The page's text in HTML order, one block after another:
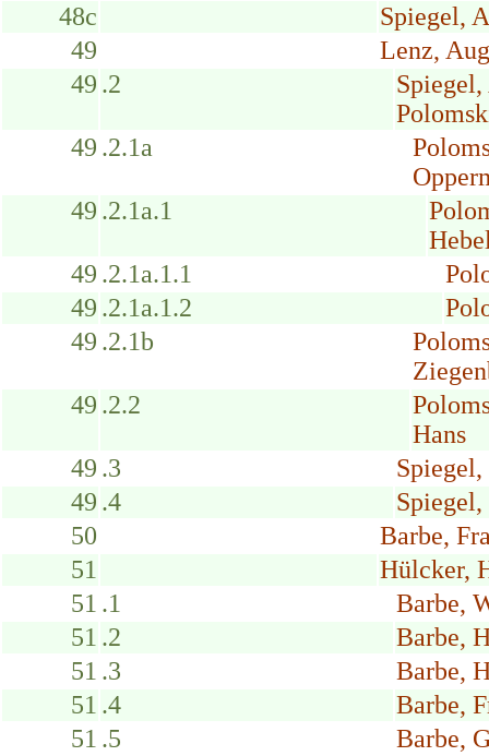
48c
Spiegel,
49
Lenz,
49 .2
49 .2.1a
49 .2.1a.1
49 .2.1a.1.1
49 .2.1a.1.2
49 .2.1b
49 .2.2
Hans
49 .3
49 .4
50
Barbe,
51
Hülcker,
51 .1
Barbe,
51 .2
Barbe,
51 .3
Barbe,
51 .4
Barbe,
51 .5
Barbe,